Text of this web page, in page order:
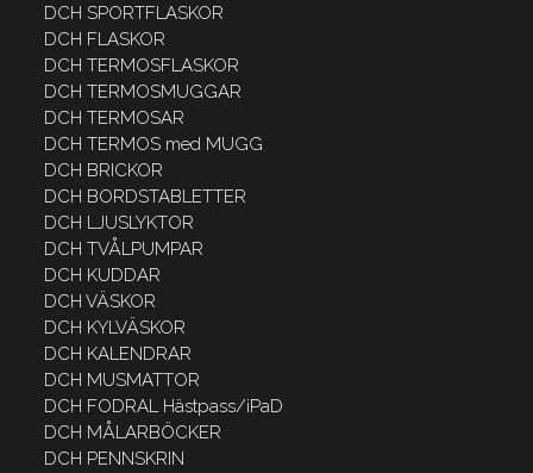
DCH SPORTFLASKOR
DCH FLASKOR
DCH TERMOSFLASKOR
DCH TERMOSMUGGAR
DCH TERMOSAR
DCH TERMOS med MUGG
DCH BRICKOR
DCH BORDSTABLETTER
DCH LJUSLYKTOR
DCH TVÅLPUMPAR
DCH KUDDAR
DCH VÄSKOR
DCH KYLVÄSKOR
DCH KALENDRAR
DCH MUSMATTOR
DCH FODRAL Hästpass/iPaD
DCH MÅLARBÖCKER
DCH PENNSKRIN